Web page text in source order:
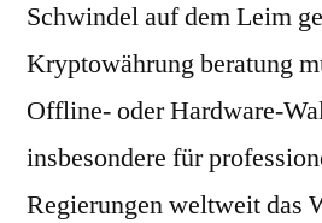
Schwindel auf dem Leim
Kryptowährung beratung
Offline- oder Hardware-
insbesondere für
Regierungen weltweit das